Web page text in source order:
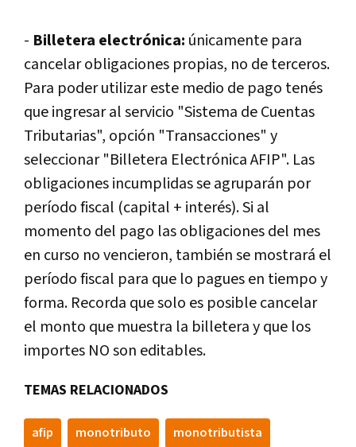
- Billetera electrónica: únicamente para
cancelar obligaciones propias, no de terceros.
Para poder utilizar este medio de pago tenés
que ingresar al servicio "Sistema de Cuentas
Tributarias", opción "Transacciones" y
seleccionar "Billetera Electrónica AFIP". Las
obligaciones incumplidas se agruparán por
período fiscal (capital + interés). Si al
momento del pago las obligaciones del mes
en curso no vencieron, también se mostrará el
período fiscal para que lo pagues en tiempo y
forma. Recorda que solo es posible cancelar
el monto que muestra la billetera y que los
importes NO son editables.
TEMAS RELACIONADOS
afip monotributo monotributista